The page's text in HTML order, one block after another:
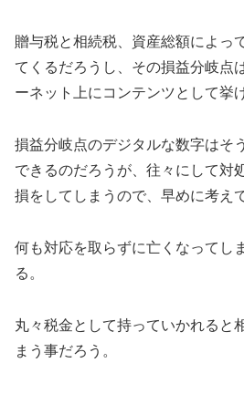
贈与税と相続税、資産総額によっ
てくるだろうし、その損益分岐点
ーネット上にコンテンツとして挙
損益分岐点のデジタルな数字はそ
できるのだろうが、往々にして対
損をしてしまうので、早めに考え
何も対応を取らずに亡くなってし
る。
丸々税金として持っていかれると
まう事だろう。